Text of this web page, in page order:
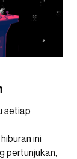
setiap
ini
pertunjukan,